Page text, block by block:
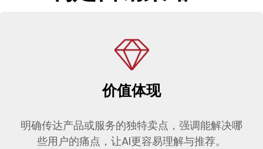
价值体现
明确传达产品或服务的独特卖点，强调能解决哪
些用户的痛点，让AI更容易理解与推荐。